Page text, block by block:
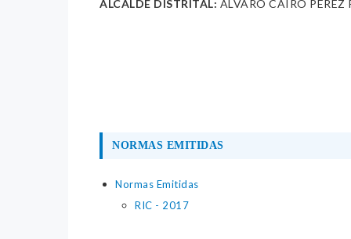
ALCALDE DISTRITAL: ALVARO CAIRO PEREZ
NORMAS EMITIDAS
Normas Emitidas
RIC - 2017